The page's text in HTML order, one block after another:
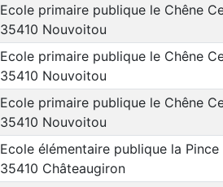
Ecole primaire publique le Chêne
35410 Nouvoitou
Ecole primaire publique le Chêne
35410 Nouvoitou
Ecole primaire publique le Chêne
35410 Nouvoitou
Ecole élémentaire publique la
35410 Châteaugiron